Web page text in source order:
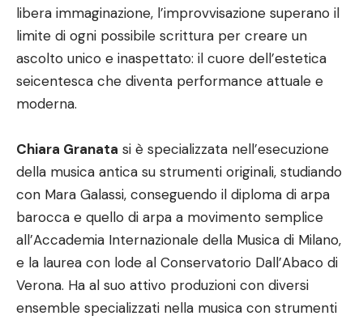
libera immaginazione, l’improvvisazione superano il
limite di ogni possibile scrittura per creare un
ascolto unico e inaspettato: il cuore dell’estetica
seicentesca che diventa performance attuale e
moderna.
Chiara Granata si è specializzata nell’esecuzione
della musica antica su strumenti originali, studiando
con Mara Galassi, conseguendo il diploma di arpa
barocca e quello di arpa a movimento semplice
all’Accademia Internazionale della Musica di Milano,
e la laurea con lode al Conservatorio Dall’Abaco di
Verona. Ha al suo attivo produzioni con diversi
ensemble specializzati nella musica con strumenti